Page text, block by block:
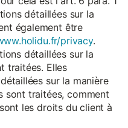
détaillées sur la
également être
privacy.
détaillées sur la
traitées. Elles
sur la manière
sont traitées, comment
les droits du client à